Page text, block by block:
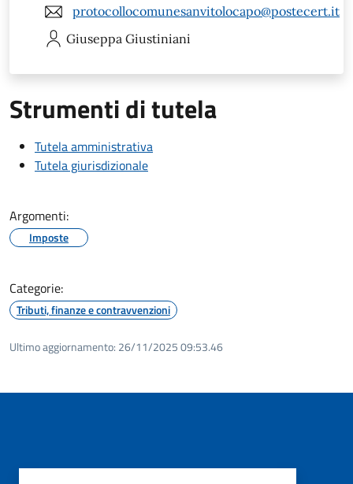
protocollocomunesanvitolocapo@postecert.it
Giuseppa Giustiniani
Strumenti di tutela
Tutela amministrativa
Tutela giurisdizionale
Argomenti:
Imposte
Categorie:
Tributi, finanze e contravvenzioni
Ultimo aggiornamento: 26/11/2025 09:53.46